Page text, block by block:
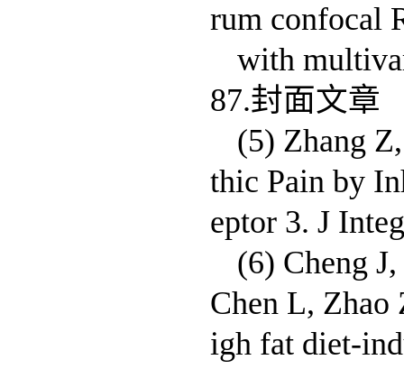
rum confocal
with
87.封面文章
(5) Zhang
thic Pain by
eptor 3. J
(6) Cheng
Chen L, Zhao
igh fat diet-